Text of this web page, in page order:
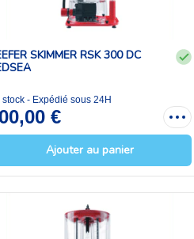
SKIMMER RSK 300 DC
stock - Expédié sous 24H
€
Ajouter au panier